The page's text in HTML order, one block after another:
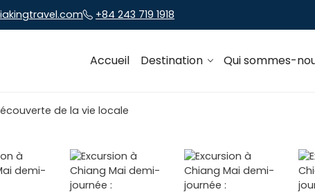
+84 243 719 1918
Accueil Destination Qui sommes-